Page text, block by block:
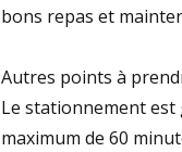
bons repas et
Autres points à
Le stationnement
maximum de 60